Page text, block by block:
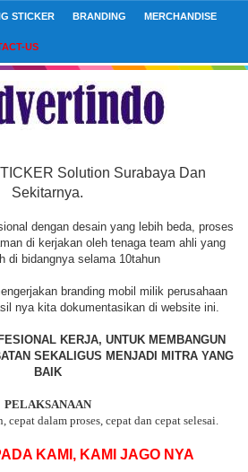
STICKER BRANDING MERCHANDISE
US
Solution Surabaya Dan
Sekitarnya.
dengan desain yang lebih beda, proses
di kerjakan oleh tenaga team ahli yang
di bidangnya selama 10tahun
branding mobil milik perusahaan
nya kita dokumentasikan di website ini.
KERJA, UNTUK MEMBANGUN
SEKALIGUS MENJADI MITRA YANG
BAIK
PELAKSANAAN
cepat dalam proses, cepat dan cepat selesai.
KAMI, KAMI JAGO NYA